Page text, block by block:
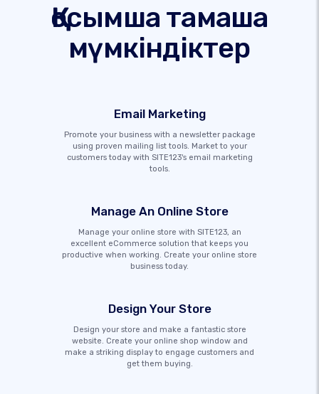
Қосымша тамаша
мүмкіндіктер
Email Marketing
Promote your business with a newsletter package
using proven mailing list tools. Market to your
customers today with SITE123's email marketing
tools.
Manage An Online Store
Manage your online store with SITE123, an
excellent eCommerce solution that keeps you
productive when working. Create your online store
business today.
Design Your Store
Design your store and make a fantastic store
website. Create your online shop window and
make a striking display to engage customers and
get them buying.